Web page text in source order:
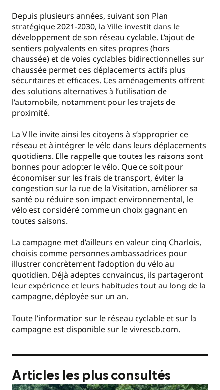
Depuis plusieurs années, suivant son Plan
stratégique 2021-2030, la Ville investit dans le
développement de son réseau cyclable. L’ajout de
sentiers polyvalents en sites propres (hors
chaussée) et de voies cyclables bidirectionnelles sur
chaussée permet des déplacements actifs plus
sécuritaires et efficaces. Ces aménagements offrent
des solutions alternatives à l’utilisation de
l’automobile, notamment pour les trajets de
proximité.
La Ville invite ainsi les citoyens à s’approprier ce
réseau et à intégrer le vélo dans leurs déplacements
quotidiens. Elle rappelle que toutes les raisons sont
bonnes pour adopter le vélo. Que ce soit pour
économiser sur les frais de transport, éviter la
congestion sur la rue de la Visitation, améliorer sa
santé ou réduire son impact environnemental, le
vélo est considéré comme un choix gagnant en
toutes saisons.
La campagne met d’ailleurs en valeur cinq Charlois,
choisis comme personnes ambassadrices pour
illustrer concrètement l’adoption du vélo au
quotidien. Déjà adeptes convaincus, ils partageront
leur expérience et leurs habitudes tout au long de la
campagne, déployée sur un an.
Toute l’information sur le réseau cyclable et sur la
campagne est disponible sur le vivrescb.com.
Articles les plus consultés